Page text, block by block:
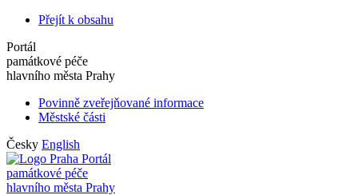
Přejít k obsahu
Portál
památkové péče
hlavního města Prahy
Povinně zveřejňované informace
Městské části
Česky English
Portál
památkové péče
hlavního města Prahy